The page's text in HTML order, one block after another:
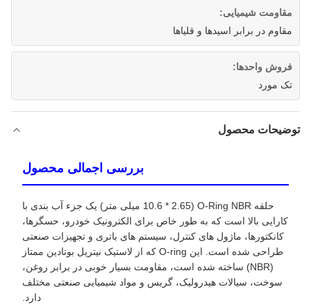
مقاومت شیمیایی:
مقاوم در برابر اسیدها و قلیاها
فروش واحدها:
تک مورد
توضیحات محصول
بررسی اجمالی محصول
حلقه O-Ring NBR (10.6 * 2.65 میلی متر) یک جزء آب بندی با
کارایی بالا است که به طور خاص برای الکترونیک خودرو، حسگرها،
کانکتورها، ماژول های کنترل، سیستم های باتری و تجهیزات صنعتی
طراحی شده است. این O-ring که از لاستیک نیتریل بوتادین ممتاز
(NBR) ساخته شده است، مقاومت بسیار خوبی در برابر روغن،
سوخت، سیالات هیدرولیک، گریس و مواد شیمیایی صنعتی مختلف
دارد.